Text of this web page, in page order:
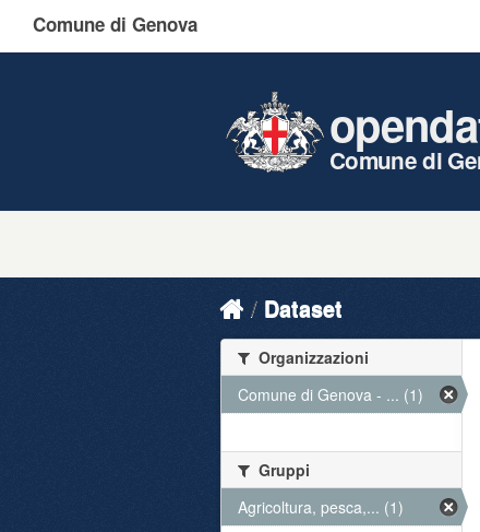
Comune di Genova
Comune di
Dataset
Organizzazioni
Comune di Genova - ... (1)
Gruppi
Agricoltura, pesca,... (1)